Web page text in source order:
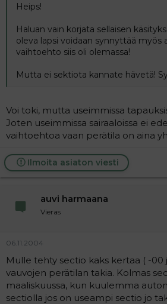
Heips!
Haluan vain korjata sellaisen
oleva lapsi voidaan synnyttää myös
vaihtoehto siis oli olemassa!
Mutta ei sektiota kannate hävetä!
Voi toki, mutta useimmissa
Joten useimmissa sairaaloissa ei
vaihtoehtoa vaan perätila on aina
Ilmoita asiaton viesti
auvi harmaana
Vieras
06.11.2004
Mulle tehty sectio kaks kertaa ( -
vauvojen perätilan takia. Kolmas
maaliskuussa, kun kuulemma
sectiolla jos on useampi sectio jo